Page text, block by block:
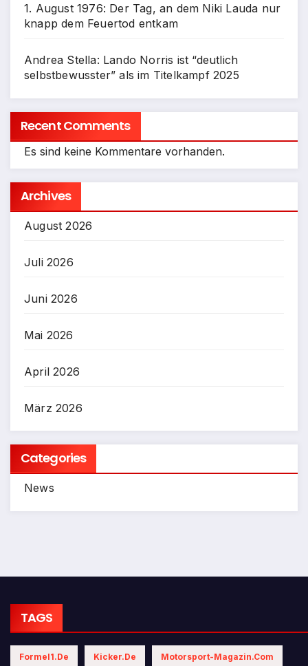
1. August 1976: Der Tag, an dem Niki Lauda nur
knapp dem Feuertod entkam
Andrea Stella: Lando Norris ist “deutlich
selbstbewusster” als im Titelkampf 2025
Recent Comments
Es sind keine Kommentare vorhanden.
Archives
August 2026
Juli 2026
Juni 2026
Mai 2026
April 2026
März 2026
Categories
News
TAGS
Formel1.de Kicker.de Motorsport-Magazin.com